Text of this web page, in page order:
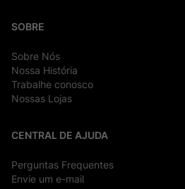
SOBRE
Sobre Nós
Nossa História
Trabalhe conosco
Nossas Lojas
CENTRAL DE AJUDA
Perguntas Frequentes
Envie um e-mail